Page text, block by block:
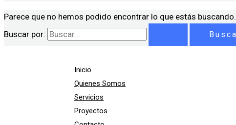
Parece que no hemos podido encontrar lo que estás
Buscar por:
Inicio
Quienes Somos
Servicios
Proyectos